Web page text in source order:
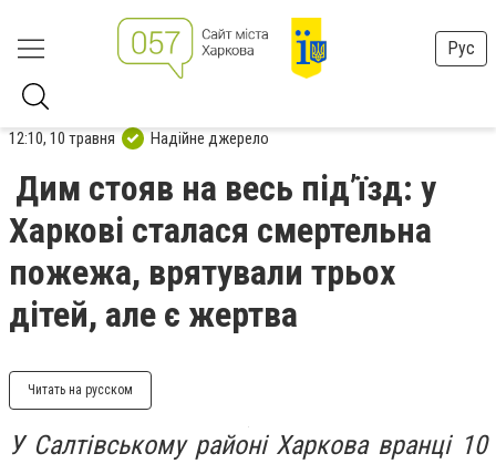
Рус
12:10, 10 травня Надійне джерело
Дим стояв на весь під’їзд: у
Харкові сталася смертельна
пожежа, врятували трьох
дітей, але є жертва
Читать на русском
У Салтівському районі Харкова вранці 10